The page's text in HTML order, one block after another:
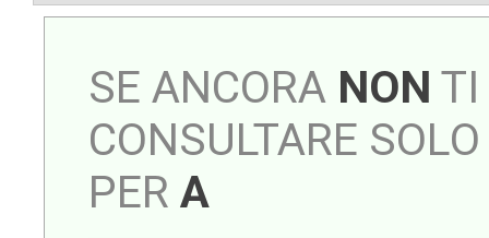
SE ANCORA NON TI
CONSULTARE
PER A